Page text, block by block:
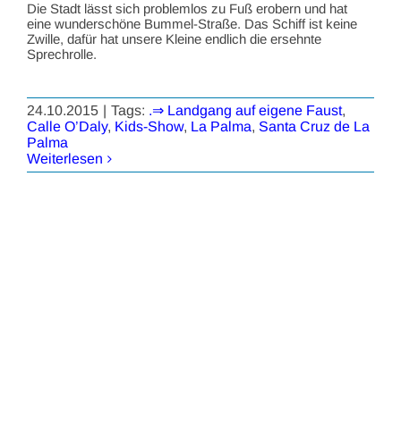
Die Stadt lässt sich problemlos zu Fuß erobern und hat
eine wunderschöne Bummel-Straße. Das Schiff ist keine
Zwille, dafür hat unsere Kleine endlich die ersehnte
Sprechrolle.
24.10.2015 | Tags: .⇒ Landgang auf eigene Faust,
Calle O’Daly, Kids-Show, La Palma, Santa Cruz de La
Palma
Weiterlesen